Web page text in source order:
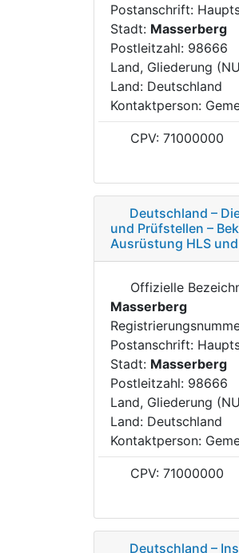
Postanschrift:
Stadt: Masserberg
Postleitzahl: 98666
Land, Gliederung
Land: Deutschland
Kontaktperson:
CPV: 71000000
Deutschland –
und Prüfstellen –
Ausrüstung HLS
Offizielle
Masserberg
Postanschrift:
Stadt: Masserberg
Postleitzahl: 98666
Land, Gliederung
Land: Deutschland
Kontaktperson:
CPV: 71000000
Deutschland –